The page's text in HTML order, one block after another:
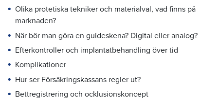
Olika protetiska tekniker och materialval, vad finns på
marknaden?
När bör man göra en guideskena? Digital eller analog?
Efterkontroller och implantatbehandling över tid
Komplikationer
Hur ser Försäkringskassans regler ut?
Bettregistrering och ocklusionskoncept